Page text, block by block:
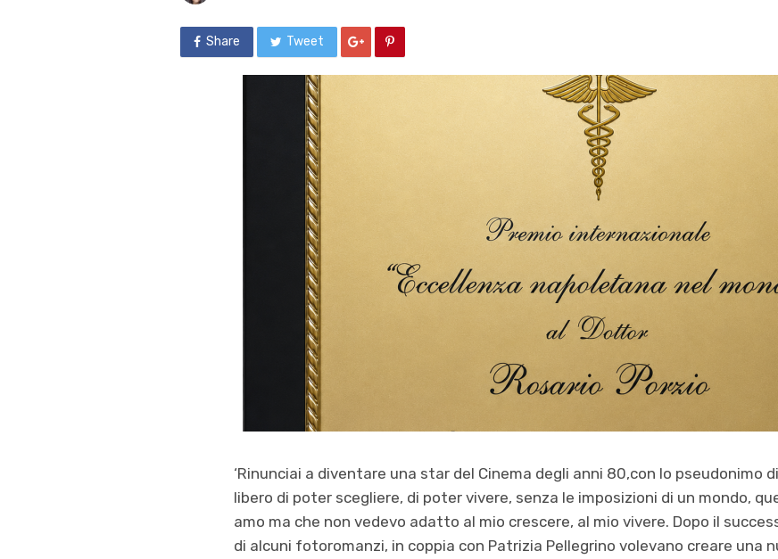
Share Tweet
‘Rinunciai a diventare una star del Cinema degli anni 80,con lo pseudonimo
libero di poter scegliere, di poter vivere, senza le imposizioni di un mondo,
amo ma che non vedevo adatto al mio crescere, al mio vivere. Dopo il
di alcuni fotoromanzi, in coppia con Patrizia Pellegrino volevano creare una